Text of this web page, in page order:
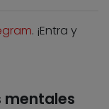
. ¡Entra y
mentales